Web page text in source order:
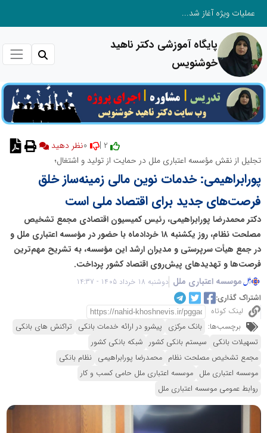
عملیات ویژه آغاز شد...
پایگاه آموزشی دکتر ناهید
خوشنویس
نظر دهید
تجلیل از نقش مؤسسه اعتباری ملل در حمایت از تولید و اشتغال؛
پورابراهیمی: خدمات نوین مالی زمینه‌ساز خلق
فرصت‌های جدید برای اقتصاد ملی است
دکتر محمدرضا پورابراهیمی، رئیس کمیسیون اقتصادی مجمع تشخیص
مصلحت نظام، روز یکشنبه ۱۸ خردادماه با حضور در مؤسسه اعتباری ملل و
در جمع هیأت سرپرستی و مدیران ارشد این مؤسسه، به تشریح مهم‌ترین
فرصت‌ها و تهدیدهای پیش‌روی اقتصاد کشور پرداخت.
موسسه اعتباری ملل دوشنبه 18 خرداد 1405 - 14:37
اشتراک گذاری:
لینک کوتاه
برچسب‌ها: بانک مرکزی پیشرو در ارائه خدمات بانکی تراکنش های بانکی
تسهیلات بانکی سیستم بانکی کشور شبکه بانکی کشور
مجمع تشخیص مصلحت نظام محمدرضا پورابراهیمی نظام بانکی
موسسه اعتباری ملل موسسه اعتباری ملل حامی کسب و کار
روابط عمومی موسسه اعتباری ملل